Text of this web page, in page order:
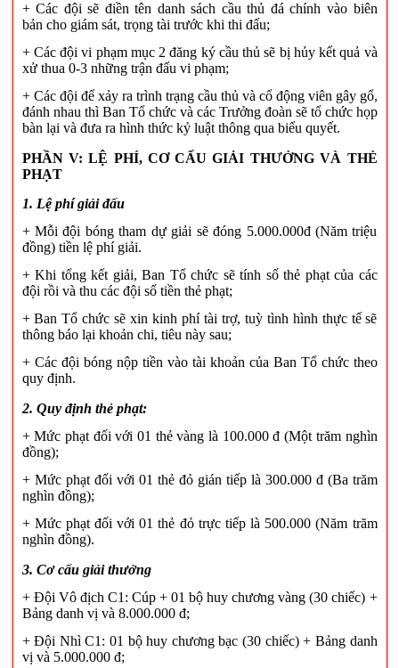
+ Các đội sẽ điền tên danh sách cầu thủ đá chính vào biên
bản cho giám sát, trọng tài trước khi thi đấu;
+ Các đội vi phạm mục 2 đăng ký cầu thủ sẽ bị hủy kết quả và
xử thua 0-3 những trận đấu vi phạm;
+ Các đội để xảy ra trình trạng cầu thủ và cổ động viên gây gổ,
đánh nhau thì Ban Tổ chức và các Trưởng đoàn sẽ tổ chức họp
bàn lại và đưa ra hình thức kỷ luật thông qua biểu quyết.
PHẦN V: LỆ PHÍ, CƠ CẤU GIẢI THƯỞNG VÀ THẺ
PHẠT
1. Lệ phí giải đấu
+ Mỗi đội bóng tham dự giải sẽ đóng 5.000.000đ (Năm triệu
đồng) tiền lệ phí giải.
+ Khi tổng kết giải, Ban Tổ chức sẽ tính số thẻ phạt của các
đội rồi và thu các đội số tiền thẻ phạt;
+ Ban Tổ chức sẽ xin kinh phí tài trợ, tuỳ tình hình thực tế sẽ
thông báo lại khoản chi, tiêu này sau;
+ Các đội bóng nộp tiền vào tài khoản của Ban Tổ chức theo
quy định.
2. Quy định thẻ phạt:
+ Mức phạt đối với 01 thẻ vàng là 100.000 đ (Một trăm nghìn
đồng);
+ Mức phạt đối với 01 thẻ đỏ gián tiếp là 300.000 đ (Ba trăm
nghìn đồng);
+ Mức phạt đối với 01 thẻ đỏ trực tiếp là 500.000 (Năm trăm
nghìn đồng).
3. Cơ cấu giải thưởng
+ Đội Vô địch C1: Cúp + 01 bộ huy chương vàng (30 chiếc) +
Bảng danh vị và 8.000.000 đ;
+ Đội Nhì C1: 01 bộ huy chương bạc (30 chiếc) + Bảng danh
vị và 5.000.000 đ;